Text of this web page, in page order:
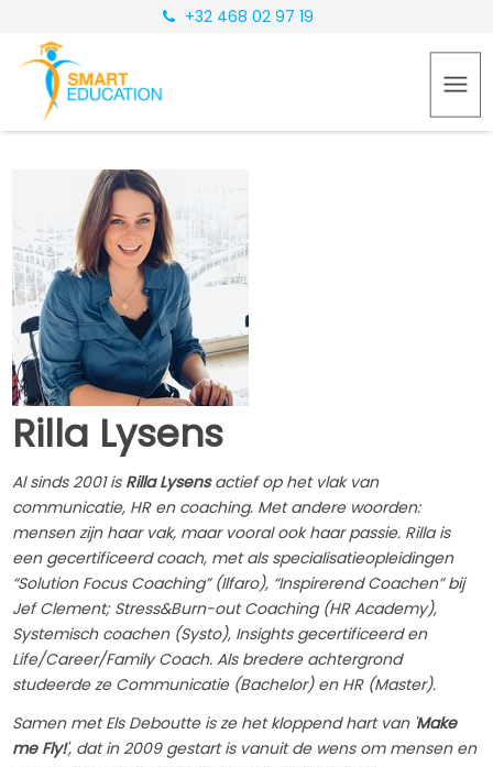
+32 468 02 97 19
Rilla Lysens
Al sinds 2001 is Rilla Lysensactief op het vlak van
communicatie, HR en coaching. Met andere woorden:
mensen zijn haar vak, maar vooral ook haar passie. Rilla is
een gecertificeerd coach, met als specialisatieopleidingen
“Solution Focus Coaching” (Ilfaro), “Inspirerend Coachen” bij
Jef Clement; Stress&Burn-out Coaching (HR Academy),
Systemisch coachen (Systo), Insights gecertificeerd en
Life/Career/Family Coach.Als bredere achtergrond
studeerde ze Communicatie (Bachelor) en HR (Master).
Samen met Els Deboutte is ze het kloppend hart van ' Make
me Fly!', dat in 2009 gestart is vanuit de wens om mensen en